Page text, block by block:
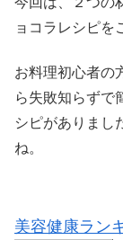
ョコラレシピを
お料理初心者の
ら失敗知らずで
シピがありまし
ね。
美容健康ラン